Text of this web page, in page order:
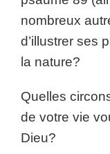
nombreux
d’illustrer ses
la nature?
Quelles
de votre vie
Dieu?